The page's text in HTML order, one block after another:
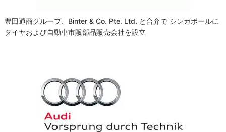
豊田通商グループ、Binter & Co. Pte. Ltd. と合弁で シンガポールに
タイヤおよび自動車市販部品販売会社を設立